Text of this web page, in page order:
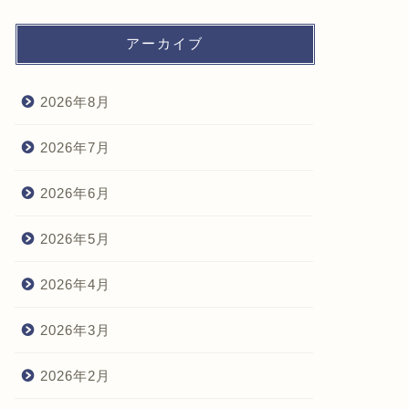
アーカイブ
2026年8月
2026年7月
2026年6月
2026年5月
2026年4月
2026年3月
2026年2月